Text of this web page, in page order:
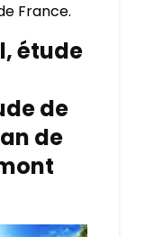
France.
étude
de
de